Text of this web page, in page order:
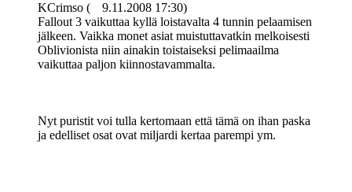
KCrimso (
9.11.2008 17:30)
Fallout 3 vaikuttaa kyllä loistavalta 4 tunnin pelaamisen
jälkeen. Vaikka monet asiat muistuttavatkin melkoisesti
Oblivionista niin ainakin toistaiseksi pelimaailma
vaikuttaa paljon kiinnostavammalta.
Nyt puristit voi tulla kertomaan että tämä on ihan paska
ja edelliset osat ovat miljardi kertaa parempi ym.